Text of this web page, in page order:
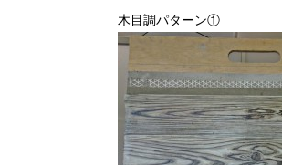
木目調パターン①